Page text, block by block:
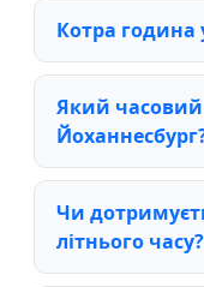
Котра година
Який часовий
Чи
літнього часу?